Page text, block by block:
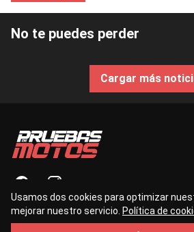
No te puedes perder
Cargar más
Usamos dos cookies para optimizar
mejorar nuestro servicio. Política de
contacto@pruebasdemotos.es